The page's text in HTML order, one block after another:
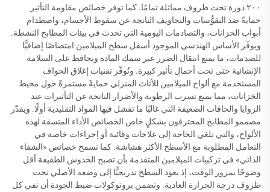
٢٠٠ دورة تحت ظروف مماثلة تمامًا. كما توفر خصائص مقاومة التأثير
حمايةً ضد التقوُّسات والتجاويف الناتجة عن سقوط الأجسام، واصطدام
أبواب الخزانات، والتصادمات اليومية التي تحدث في بيئات المطابخ النشطة.
ويوفّر الأساس الهندسي الموجود أسفل سطح الميلامين امتصاصًا إضافيًّا
للصدمات، ما يمنع انتقال الضرر عبر سمك المادة ويحافظ على السلامة
الإنشائية حتى تحت أحمال تأثير كبيرة. وتُوفّر تقنيات إغلاق الحواف
المستخدمة مع ألواح الميلامين للأثاث المنزلي حمايةً مستمرةً حول محيط
الخزانات، مما يمنع تسرب الرطوبة والأضرار الناتجة عن التأثيرات عند
الزوايا والحافات الضعيفة التي غالبًا ما تفشل فيها المواد التقليدية أولًا. ويقدّر
مصممو المطابخ المحترفون بشكلٍ خاص الخصائص الأداء المتسقة لهذه
الألواح، والتي تلغي الحاجة إلى علاجات وقائية أو إجراءات خاصة في
التعامل المطلوبة مع الأسطح الأكثر هشاشة. كما تسمح خصائص «الشفاء
الذاتي» في تركيبات الميلامين المتقدمة بأن تصبح الخدوش الطفيفة أقل
وضوحًا بمرور الوقت، إذ يعود السطح تدريجيًّا إلى وضعه الأصلي تحت
ظروف درجة الحرارة العادية. وتضمن بروتوكولات ضبط الجودة أن تفي كل